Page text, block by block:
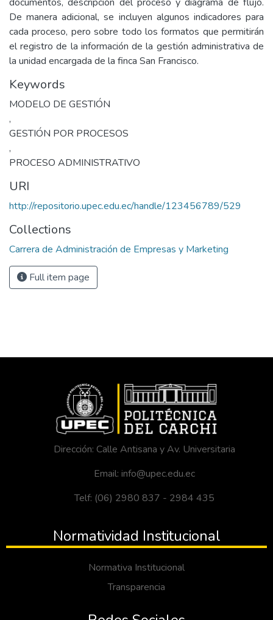
De manera adicional, se incluyen algunos indicadores para
cada proceso, pero sobre todo los formatos que permitirán
el registro de la información de la gestión administrativa de
la unidad encargada de la finca San Francisco.
Keywords
MODELO DE GESTIÓN
,
GESTIÓN POR PROCESOS
,
PROCESO ADMINISTRATIVO
URI
http://repositorio.upec.edu.ec/handle/123456789/529
Collections
Carrera de Administración de Empresas y Marketing
Full item page
Dirección: Calle Antisana y Av. Universitaria
Email: info@upec.edu.ec
Telf: (06) 2980 837 - 2984 435
Normatividad Institucional
Normativa Institucional
Transparencia